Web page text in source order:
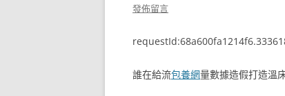
發佈留言
誰在給流包養網量數據造假打造溫